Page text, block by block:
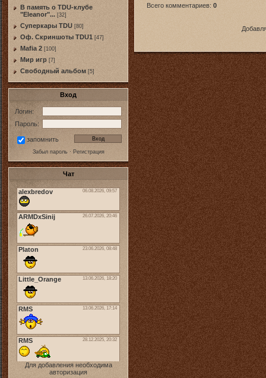
В память о TDU-клубе
"Eleanor"... [32]
Суперкары TDU [80]
Оф. Скриншоты TDU1 [47]
Mafia 2 [100]
Мир игр [7]
Свободный альбом [5]
Вход
Логин:
Пароль:
запомнить
Забыл пароль· Регистрация
Чат
Для добавления необходима
авторизация
Всего комментариев: 0